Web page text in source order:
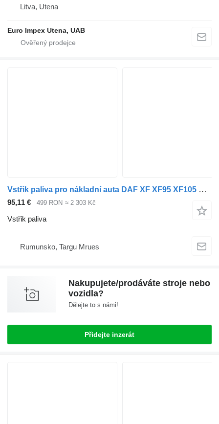
Litva, Utena
Euro Impex Utena, UAB
Vstřik paliva pro nákladní auta DAF XF XF95 XF105 XF106 CF LF
95,11 € 499 RON ≈ 2 303 Kč
Vstřik paliva
Rumunsko, Targu Mrues
Nakupujete/prodáváte stroje nebo
vozidla?
Dělejte to s námi!
Přidejte inzerát